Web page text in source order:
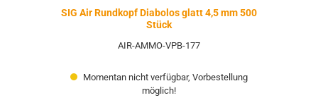
SIG Air Rundkopf Diabolos glatt 4,5 mm 500
Stück
AIR-AMMO-VPB-177
Momentan nicht verfügbar, Vorbestellung
möglich!